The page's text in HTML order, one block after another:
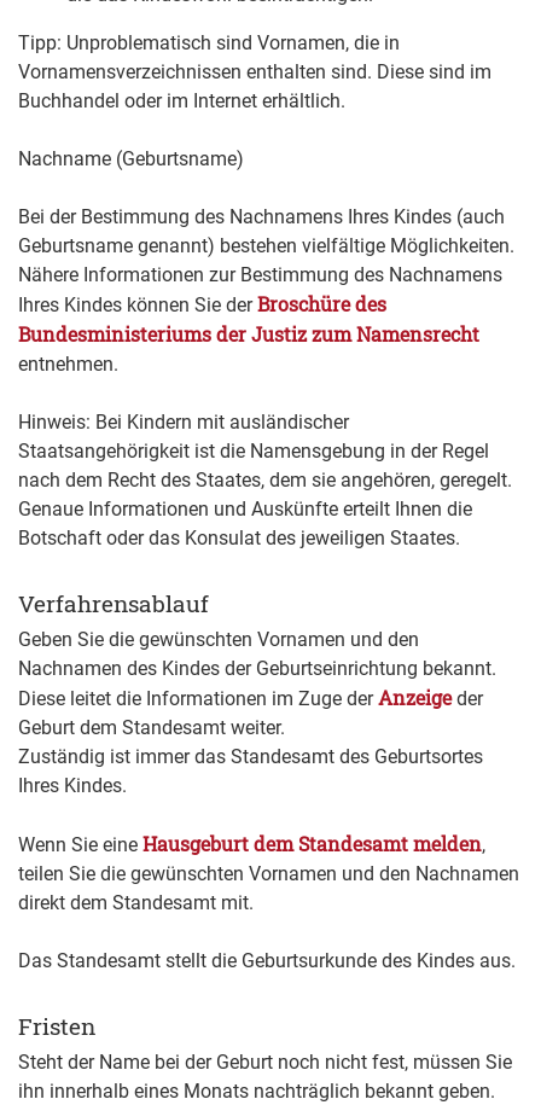
Tipp: Unproblematisch sind Vornamen, die in
Vornamensverzeichnissen enthalten sind. Diese sind im
Buchhandel oder im Internet erhältlich.
Nachname (Geburtsname)
Bei der Bestimmung des Nachnamens Ihres Kindes (auch
Geburtsname genannt) bestehen vielfältige Möglichkeiten.
Nähere Informationen zur Bestimmung des Nachnamens
Ihres Kindes können Sie derBroschüre des
Bundesministeriums der Justiz zum Namensrecht
entnehmen.
Hinweis: Bei Kindern mit ausländischer
Staatsangehörigkeit ist die Namensgebung in der Regel
nach dem Recht des Staates, dem sie angehören, geregelt.
Genaue Informationen und Auskünfte erteilt Ihnen die
Botschaft oder das Konsulat des jeweiligen Staates.
Verfahrensablauf
Geben Sie die gewünschten Vornamen und den
Nachnamen des Kindes der Geburtseinrichtung bekannt.
Diese leitet die Informationen im Zuge derAnzeigeder
Geburt dem Standesamt weiter.
Zuständig ist immer das Standesamt des Geburtsortes
Ihres Kindes.
Wenn Sie eine Hausgeburt dem Standesamt melden,
teilen Sie die gewünschten Vornamen und den Nachnamen
direkt dem Standesamt mit.
Das Standesamt stellt die Geburtsurkunde des Kindes aus.
Fristen
Steht der Name bei der Geburt noch nicht fest, müssen Sie
ihn innerhalb eines Monats nachträglich bekannt geben.